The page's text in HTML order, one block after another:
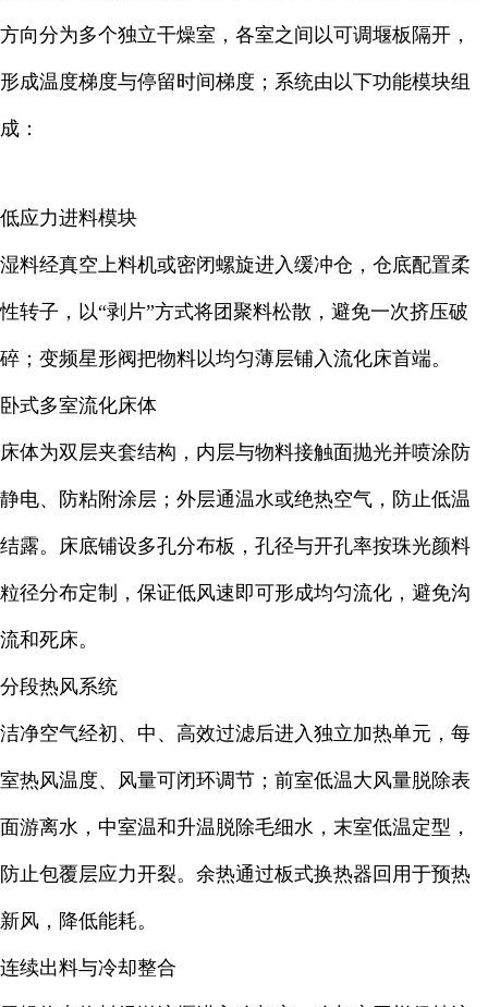
方向分为多个独立干燥室，各室之间以可调堰板隔开，
形成温度梯度与停留时间梯度；系统由以下功能模块组
成：
低应力进料模块
湿料经真空上料机或密闭螺旋进入缓冲仓，仓底配置柔
性转子，以“剥片”方式将团聚料松散，避免一次挤压破
碎；变频星形阀把物料以均匀薄层铺入流化床首端。
卧式多室流化床体
床体为双层夹套结构，内层与物料接触面抛光并喷涂防
静电、防粘附涂层；外层通温水或绝热空气，防止低温
结露。床底铺设多孔分布板，孔径与开孔率按珠光颜料
粒径分布定制，保证低风速即可形成均匀流化，避免沟
流和死床。
分段热风系统
洁净空气经初、中、高效过滤后进入独立加热单元，每
室热风温度、风量可闭环调节；前室低温大风量脱除表
面游离水，中室温和升温脱除毛细水，末室低温定型，
防止包覆层应力开裂。余热通过板式换热器回用于预热
新风，降低能耗。
连续出料与冷却整合